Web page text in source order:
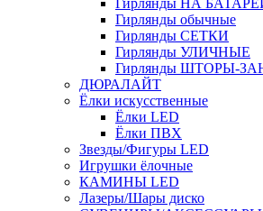
Гирлянды НА
Гирлянды обычные
Гирлянды СЕТКИ
Гирлянды УЛИЧНЫЕ
Гирлянды ШТОРЫ-
ДЮРАЛАЙТ
Ёлки искусственные
Ёлки LED
Ёлки ПВХ
Звезды/Фигуры LED
Игрушки ёлочные
КАМИНЫ LED
Лазеры/Шары диско